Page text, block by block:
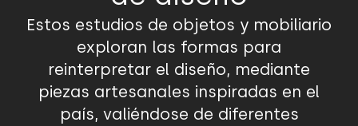
Estos estudios de objetos y mobiliario
exploran las formas para
reinterpretar el diseño, mediante
piezas artesanales inspiradas en el
país, valiéndose de diferentes